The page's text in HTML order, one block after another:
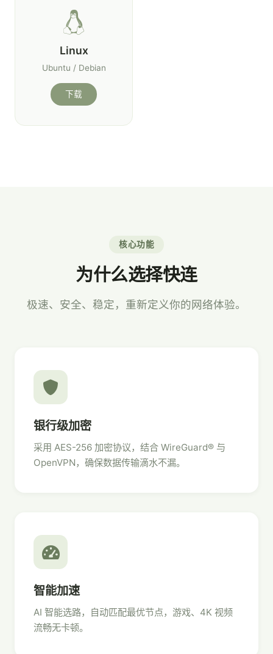
Linux
Ubuntu / Debian
下载
核心功能
为什么选择快连
极速、安全、稳定，重新定义你的网络体验。
银行级加密
采用 AES-256 加密协议，结合 WireGuard® 与
OpenVPN，确保数据传输滴水不漏。
智能加速
AI 智能选路，自动匹配最优节点，游戏、4K 视频
流畅无卡顿。